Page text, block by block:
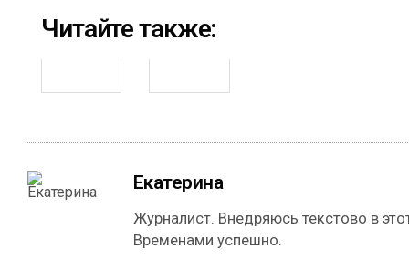
Читайте также:
Екатерина
Журналист. Внедряюсь текстово в
Временами успешно.